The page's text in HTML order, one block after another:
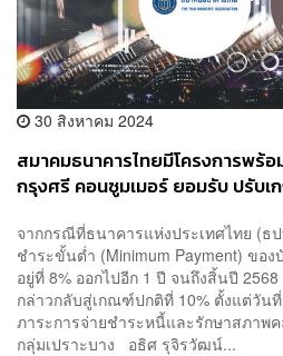
30 สิงหาคม 2024
สมาคมธนาคารไทยมีโครงการพร้
กรุงศรี คอนซูมเมอร์ ยอมรับ ปรับ
จากกรณีที่ธนาคารแห่งประเทศไทย (ธ
ชำระขั้นต่ำ (Minimum Payment) ขอ
อยู่ที่ 8% ออกไปอีก 1 ปี จนถึงสิ้นปี
กล่าวกลับสู่เกณฑ์ปกติที่ 10% ตั้งแต่วัน
ภาระการจ่ายชำระหนี้และรักษาสภาพค
กลุ่มเปราะบาง อธิศ รุจิรวัฒน์...